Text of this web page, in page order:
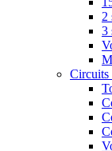
2
3
Circuits